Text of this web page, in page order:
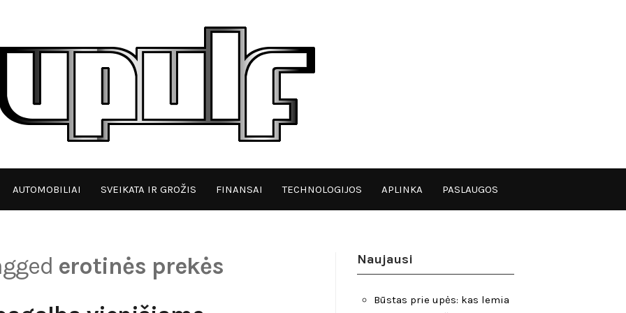
AUTOMOBILIAI SVEIKATA IR GROŽIS FINANSAI TECHNOLOGIJOS APLINKA PASLAUGOS
erotinės prekės
Naujausi
Būstas prie upės: kas lemia